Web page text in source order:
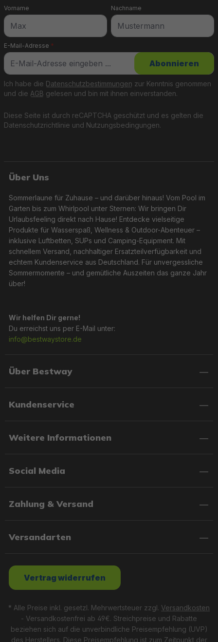
E-Mail-Adresse *
Vorname Nachname
Diese Seite ist durch reCAPTCHA geschützt und es gelten die
Datenschutzrichtlinie und Nutzungsbedingungen.
Ich habe die Datenschutzbestimmungen zur Kenntnis genommen
und die AGB gelesen und bin mit ihnen einverstanden.
Abonnieren
Über Uns
Sommerlaune für Zuhause – und darüber hinaus! Vom Pool im
Garten bis zum Whirlpool unter Sternen: Wir bringen Dir
Urlaubsfeeling direkt nach Hause! Entdecke vielseitige
Produkte für Wasserspaß, Wellness & Outdoor-Abenteuer –
inklusive Luftbetten, SUPs und Camping-Equipment. Mit
schnellem Versand, nachhaltiger Ersatzteilverfügbarkeit und
echtem Kundenservice aus Deutschland. Für unvergessliche
Sommermomente – und gemütliche Auszeiten das ganze Jahr
über!
Wir helfen Dir gerne!
Du erreichst uns per E-Mail unter:
info@bestwaystore.de
Über Bestway
Kundenservice
Weitere Informationen
Social Media
Zahlung & Versand
Versandarten
Vertrag widerrufen
* Alle Preise inkl. gesetzl. Mehrwertsteuer zzgl. Versandkosten
- Versandkostenfrei ab 49€. Streichpreise und Rabatte
beziehen sich auf die unverbindliche Preisempfehlung (UVP)
des Herstellers. Diese Preisempfehlung ist zum Zeitpunkt der